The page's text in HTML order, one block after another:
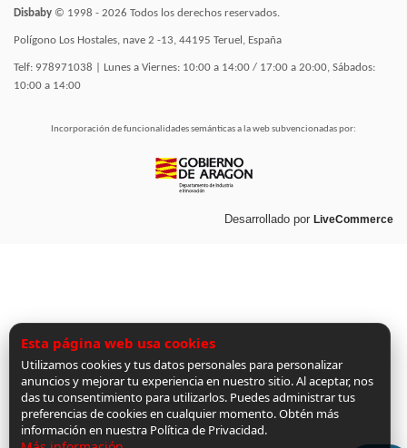
Disbaby © 1998 - 2026 Todos los derechos reservados.
Polígono Los Hostales, nave 2 -13, 44195 Teruel, España
Telf: 978971038 | Lunes a Viernes: 10:00 a 14:00 / 17:00 a 20:00, Sábados:
10:00 a 14:00
Incorporación de funcionalidades semánticas a la web subvencionadas por:
Desarrollado por LiveCommerce
Esta página web usa cookies
Utilizamos cookies y tus datos personales para personalizar
anuncios y mejorar tu experiencia en nuestro sitio. Al aceptar, nos
das tu consentimiento para utilizarlos. Puedes administrar tus
preferencias de cookies en cualquier momento. Obtén más
información en nuestra Política de Privacidad.